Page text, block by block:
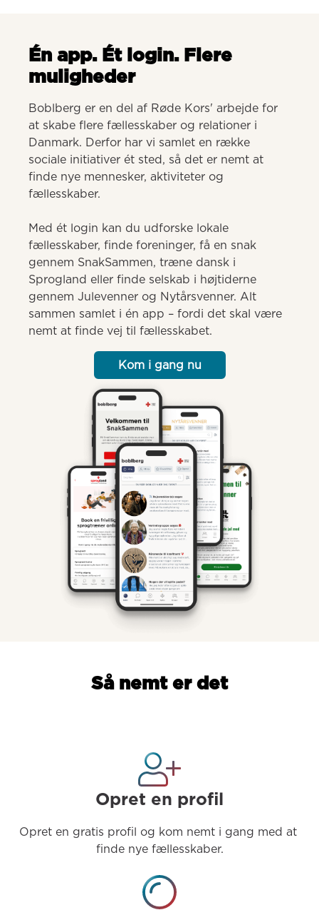
Én app. Ét login. Flere
muligheder
Boblberg er en del af Røde Kors' arbejde for
at skabe flere fællesskaber og relationer i
Danmark. Derfor har vi samlet en række
sociale initiativer ét sted, så det er nemt at
finde nye mennesker, aktiviteter og
fællesskaber.
Med ét login kan du udforske lokale
fællesskaber, finde foreninger, få en snak
gennem SnakSammen, træne dansk i
Sprogland eller finde selskab i højtiderne
gennem Julevenner og Nytårsvenner. Alt
sammen samlet i én app – fordi det skal være
nemt at finde vej til fællesskabet.
Kom i gang nu
Så nemt er det
Opret en profil
Opret en gratis profil og kom nemt i gang med at
finde nye fællesskaber.